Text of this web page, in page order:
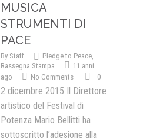
MUSICA
STRUMENTI DI
PACE
By Staff Pledge to Peace,
Rassegna Stampa
11 anni
ago
No Comments 0
2 dicembre 2015 Il Direttore
artistico del Festival di
Potenza Mario Bellitti ha
sottoscritto l’adesione alla